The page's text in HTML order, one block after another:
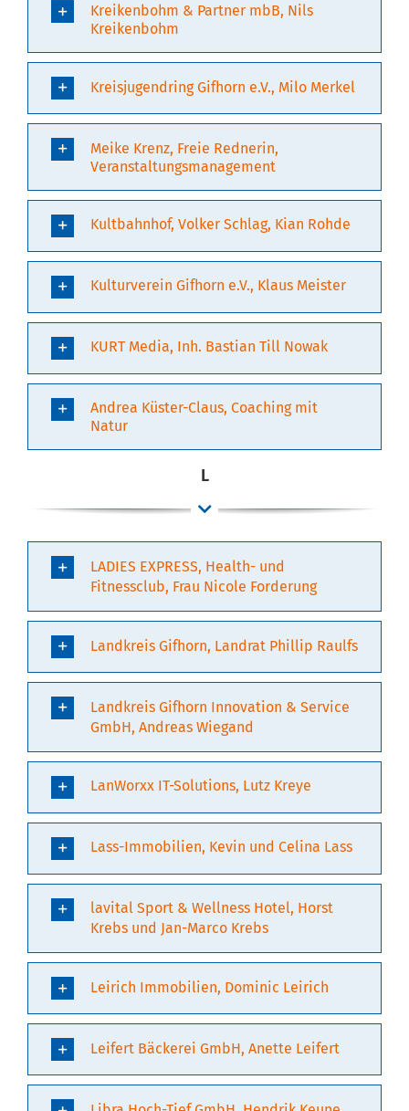
Kreikenbohm & Partner mbB, Nils
Kreikenbohm
Kreisjugendring Gifhorn e.V., Milo Merkel
Meike Krenz, Freie Rednerin,
Veranstaltungsmanagement
Kultbahnhof, Volker Schlag, Kian Rohde
Kulturverein Gifhorn e.V., Klaus Meister
KURT Media, Inh. Bastian Till Nowak
Andrea Küster-Claus, Coaching mit
Natur
L
LADIES EXPRESS, Health- und
Fitnessclub, Frau Nicole Forderung
Landkreis Gifhorn, Landrat Phillip Raulfs
Landkreis Gifhorn Innovation & Service
GmbH, Andreas Wiegand
LanWorxx IT-Solutions, Lutz Kreye
Lass-Immobilien, Kevin und Celina Lass
lavital Sport & Wellness Hotel, Horst
Krebs und Jan-Marco Krebs
Leirich Immobilien, Dominic Leirich
Leifert Bäckerei GmbH, Anette Leifert